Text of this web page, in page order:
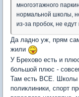
многоэтажного
нормальной школы,
из-за пробок, не
Да ладно уж, прям
жили
У Брехово есть и
большой плюс -
Там есть ВСЕ. Школы -
поликлиники, спорт